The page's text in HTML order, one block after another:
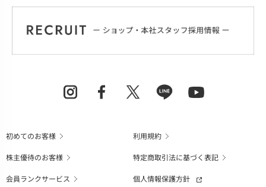
初めてのお客様
利用規約
株主優待のお客様
特定商取引法に基づく表記
会員ランクサービス
個人情報保護方針